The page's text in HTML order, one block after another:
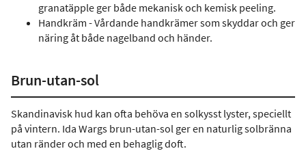
granatäpple ger både mekanisk och kemisk peeling.
Handkräm - Vårdande handkrämer som skyddar och ger
näring åt både nagelband och händer.
Brun-utan-sol
Skandinavisk hud kan ofta behöva en solkysst lyster, speciellt
på vintern. Ida Wargs brun-utan-sol ger en naturlig solbränna
utan ränder och med en behaglig doft.